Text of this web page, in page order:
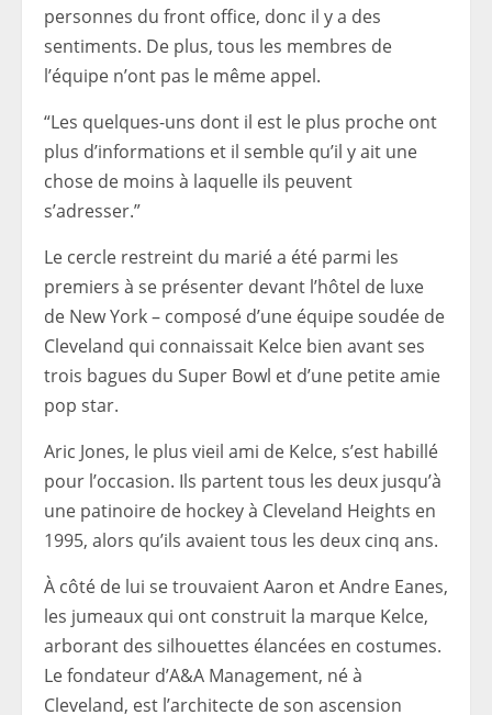
personnes du front office, donc il y a des
sentiments. De plus, tous les membres de
l’équipe n’ont pas le même appel.
“Les quelques-uns dont il est le plus proche ont
plus d’informations et il semble qu’il y ait une
chose de moins à laquelle ils peuvent
s’adresser.”
Le cercle restreint du marié a été parmi les
premiers à se présenter devant l’hôtel de luxe
de New York – composé d’une équipe soudée de
Cleveland qui connaissait Kelce bien avant ses
trois bagues du Super Bowl et d’une petite amie
pop star.
Aric Jones, le plus vieil ami de Kelce, s’est habillé
pour l’occasion. Ils partent tous les deux jusqu’à
une patinoire de hockey à Cleveland Heights en
1995, alors qu’ils avaient tous les deux cinq ans.
À côté de lui se trouvaient Aaron et Andre Eanes,
les jumeaux qui ont construit la marque Kelce,
arborant des silhouettes élancées en costumes.
Le fondateur d’A&A Management, né à
Cleveland, est l’architecte de son ascension